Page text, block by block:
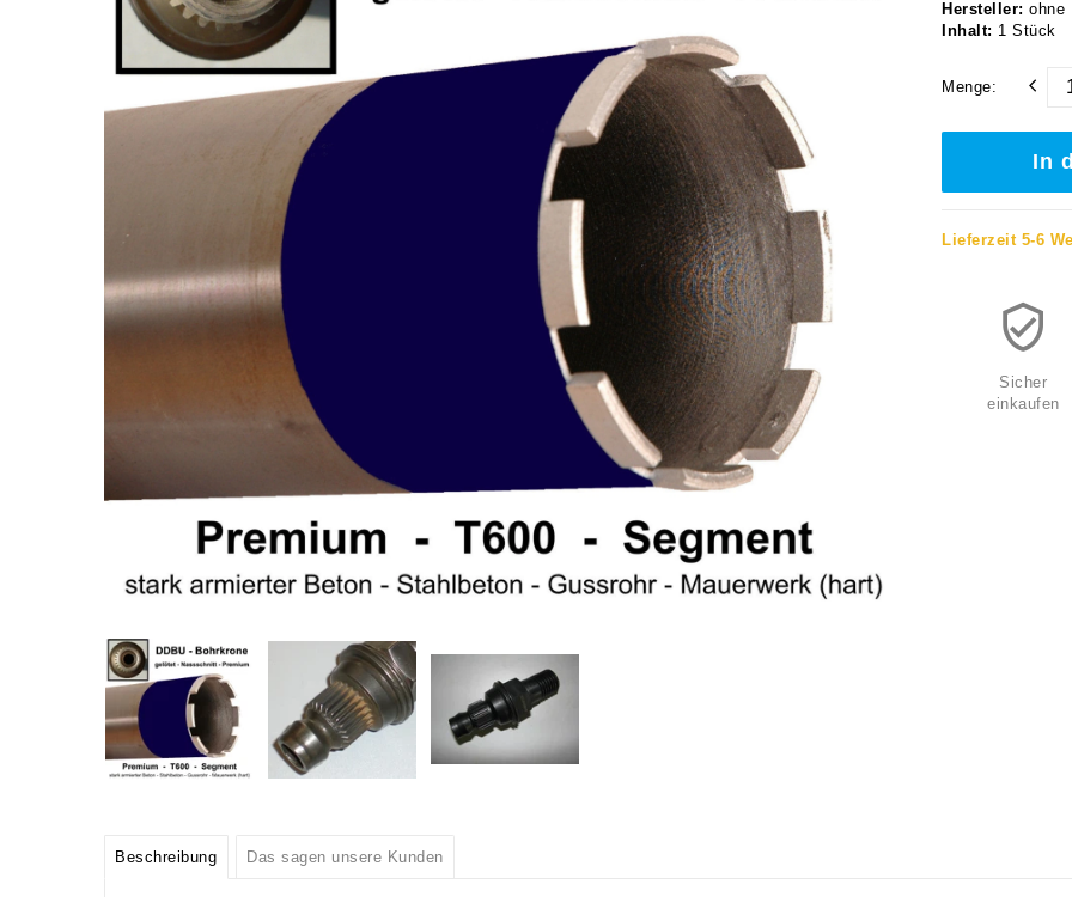
Hersteller: ohne
Inhalt: 1 Stück
Menge:
In
Lieferzeit 5-6
Sicher
einkaufen
Beschreibung Das sagen unsere Kunden